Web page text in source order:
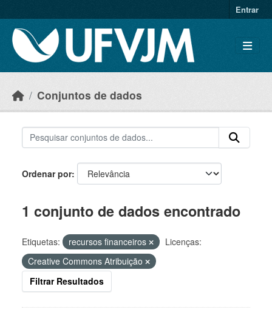
Entrar
Conjuntos de dados
Ordenar por
1 conjunto de dados encontrado
Etiquetas: recursos financeiros
Licenças:
Creative Commons Atribuição
Filtrar Resultados